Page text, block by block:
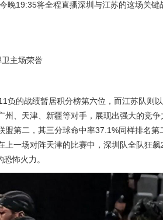
19:35将全程直播深圳与江苏的这场关键
主场荣誉
负的战绩暂居积分榜第六位，而江苏队则
、天津、新疆等对手，展现出强大的竞争
第二，其三分球命中率37.1%同样排名第
一场对阵天津的比赛中，深圳队全队狂飙
怖火力。